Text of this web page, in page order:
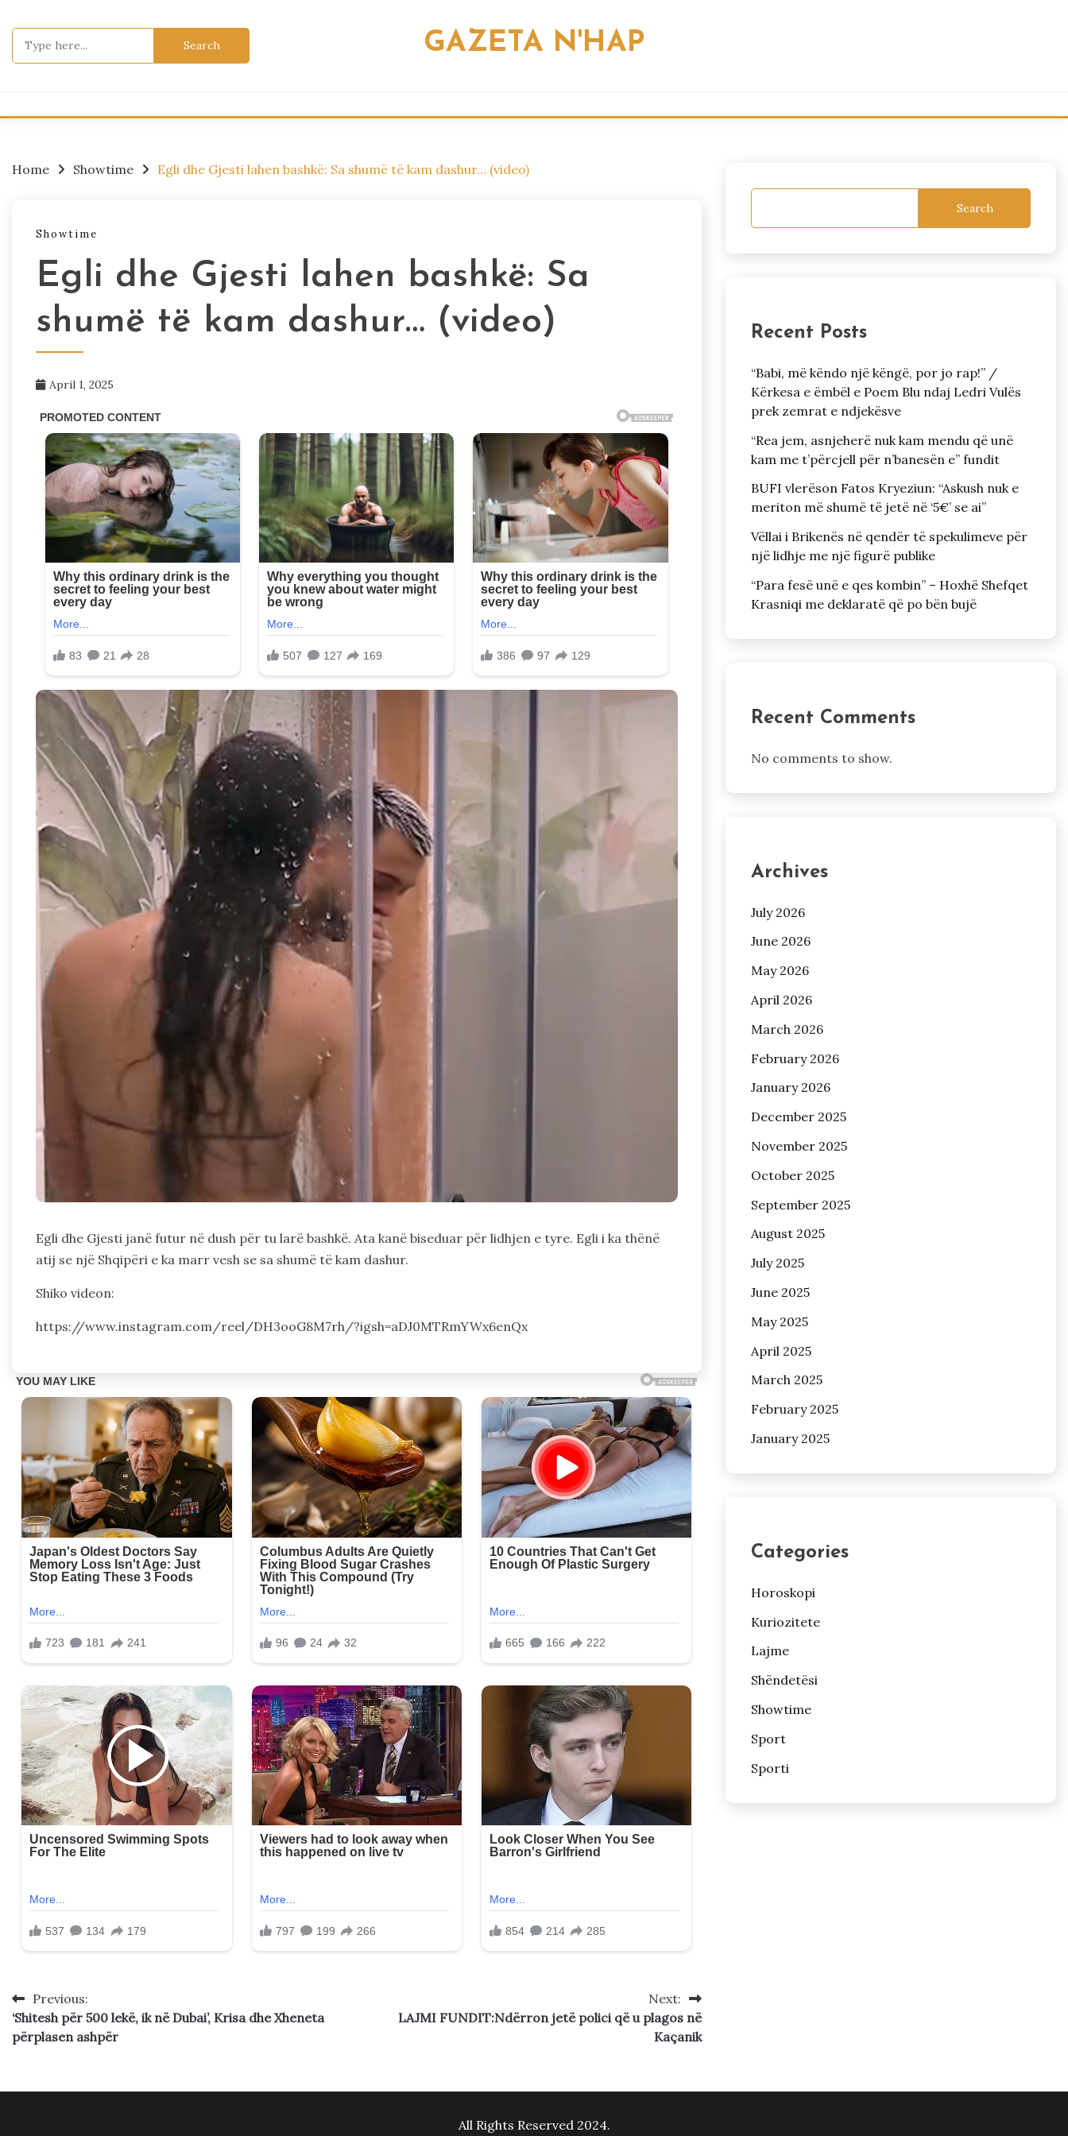
to
content
GAZETA N'HAP
Home Showtime Egli dhe Gjesti lahen bashkë: Sa shumë të kam dashur… (video)
Showtime
Egli dhe Gjesti lahen bashkë: Sa
shumë të kam dashur… (video)
April 1, 2025
Egli dhe Gjesti janë futur në dush për tu larë bashkë. Ata kanë biseduar për lidhjen e tyre. Egli i ka thënë
atij se një Shqipëri e ka marr vesh se sa shumë të kam dashur.
Shiko videon:
https://www.instagram.com/reel/DH3ooG8M7rh/?igsh=aDJ0MTRmYWx6enQx
Post
navigation
Previous:
‘Shitesh për 500 lekë, ik në Dubai’, Krisa dhe Xheneta
përplasen ashpër
Next:
LAJMI FUNDIT:Ndërron jetë polici që u plagos në
Kaçanik
Search
Recent Posts
“Babi, më këndo një këngë, por jo rap!” /
Kërkesa e ëmbël e Poem Blu ndaj Ledri Vulës
prek zemrat e ndjekësve
“Rea jem, asnjeherë nuk kam mendu që unë
kam me t’përcjell për n’banesën e” fundit
BUFI vlerëson Fatos Kryeziun: “Askush nuk e
meriton më shumë të jetë në ‘5€’ se ai”
Vëllai i Brikenës në qendër të spekulimeve për
një lidhje me një figurë publike
“Para fesë unë e qes kombin” – Hoxhë Shefqet
Krasniqi me deklaratë që po bën bujë
Recent Comments
No comments to show.
Archives
July 2026
June 2026
May 2026
April 2026
March 2026
February 2026
January 2026
December 2025
November 2025
October 2025
September 2025
August 2025
July 2025
June 2025
May 2025
April 2025
March 2025
February 2025
January 2025
Categories
Horoskopi
Kuriozitete
Lajme
Shëndetësi
Showtime
Sport
Sporti
All Rights Reserved 2024.